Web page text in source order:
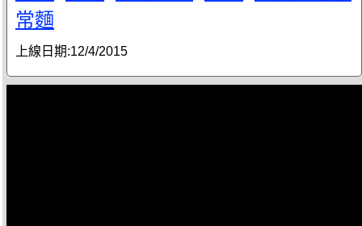
常麵
上線日期:12/4/2015